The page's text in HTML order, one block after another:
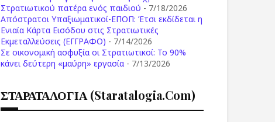
Στρατιωτικού πατέρα ενός παιδιού - 7/18/2026
Απόστρατοι Υπαξιωματικοί-ΕΠΟΠ: Έτσι εκδίδεται η
Ενιαία Κάρτα Εισόδου στις Στρατιωτικές
Εκμεταλλεύσεις (ΕΓΓΡΑΦΟ) - 7/14/2026
Σε οικονομική ασφυξία οι Στρατιωτικοί: Το 90%
κάνει δεύτερη «μαύρη» εργασία - 7/13/2026
ΣΤΑΡΑΤΑΛΟΓΙΑ (staratalogia.com)